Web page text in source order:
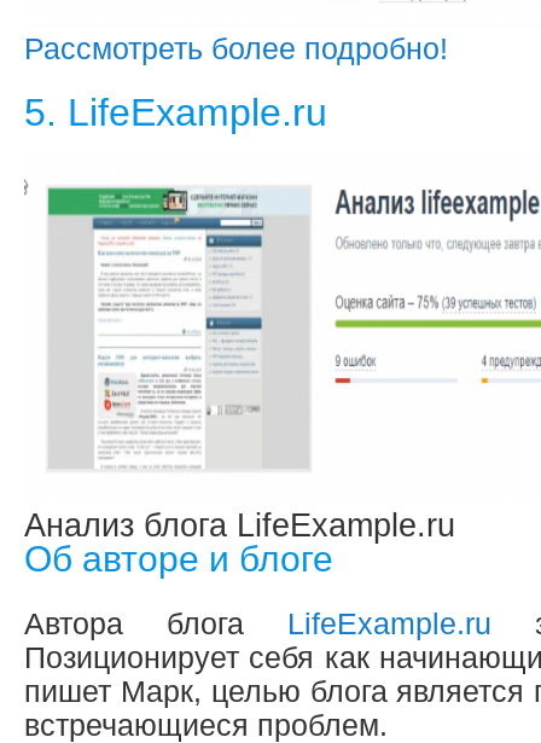
Рассмотреть более подробно!
5. LifeExample.ru
Анализ блога LifeExample.ru
Об авторе и блоге
Автора блога LifeExample.ru
Позиционирует себя как
пишет Марк, целью блога является
встречающиеся проблем.